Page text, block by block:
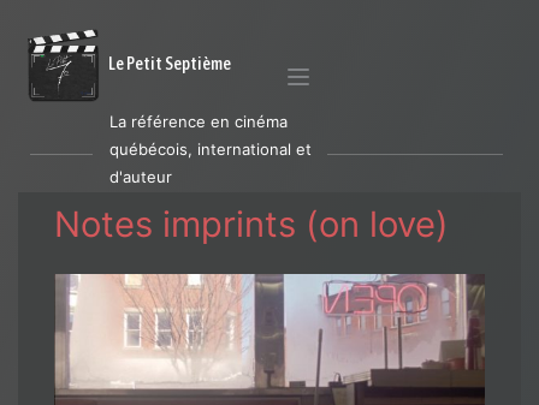
Le Petit Septième
La référence en cinéma
québécois, international et
d'auteur
Notes imprints (on love)